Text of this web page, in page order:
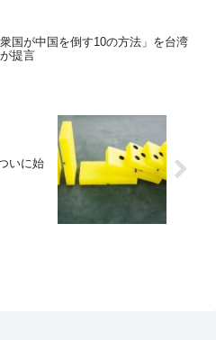
衆国が中国を倒す10の方法」を台湾
提言
いに始